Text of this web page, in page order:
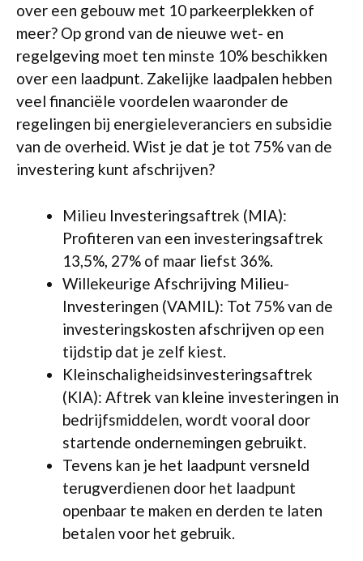
over een gebouw met 10 parkeerplekken of
meer? Op grond van de nieuwe wet- en
regelgeving moet ten minste 10% beschikken
over een laadpunt. Zakelijke laadpalen hebben
veel financiële voordelen waaronder de
regelingen bij energieleveranciers en subsidie
van de overheid. Wist je dat je tot 75% van de
investering kunt afschrijven?
Milieu Investeringsaftrek (MIA):
Profiteren van een investeringsaftrek
13,5%, 27% of maar liefst 36%.
Willekeurige Afschrijving Milieu-
Investeringen (VAMIL): Tot 75% van de
investeringskosten afschrijven op een
tijdstip dat je zelf kiest.
Kleinschaligheidsinvesteringsaftrek
(KIA): Aftrek van kleine investeringen in
bedrijfsmiddelen, wordt vooral door
startende ondernemingen gebruikt.
Tevens kan je het laadpunt versneld
terugverdienen door het laadpunt
openbaar te maken en derden te laten
betalen voor het gebruik.